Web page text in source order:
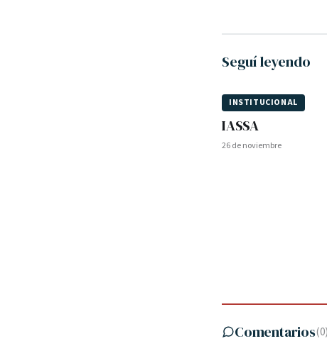
Seguí leyendo
INSTITUCIONAL
IASSA
26 de noviembre
Comentarios(0)